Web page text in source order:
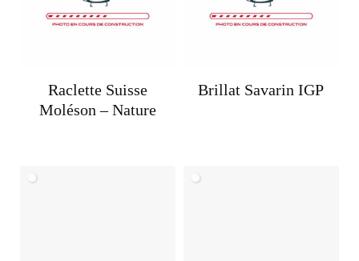
Raclette Suisse
Moléson – Nature
Brillat Savarin IGP